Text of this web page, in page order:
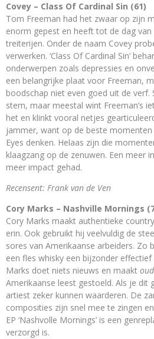
Covey – Class Of Cardinal Sin (61)
Tom Freeman had het zwaar op zijn
enorm gepest en heeft tot de dag
treiterijen. Onder de naam Covey
verwerken. ‘Class Of Cardinal Sin’
onderwerpen zoals depressies en
een belangrijke plaat voor Freeman,
boodschap niet even goed uit de
stem, maar meestal wint Freeman’s
het en klinkt vooral netjes
jammer, want op de beste
Eyes denken. Helaas zijn die
klaagzang op de zenuwen. Een meer
meer impact gehad.
Recensent: Frank van de Ven
Cory Marks – Nashville Mornings
Cory Marks maakt authentieke
erin. Ook gebruikt hij veelvuldig de
sores van Amerikaanse arbeiders. Zo
een fles whisky een bijzonder
Marks doet niets nieuws en maakt
Amerikaanse leest gestoeld. Als je dit
artiest zeker kunnen waarderen. De
composities zijn snel mee te zingen
EP ‘Nashvolle Mornings’ is een
verzorgd is.